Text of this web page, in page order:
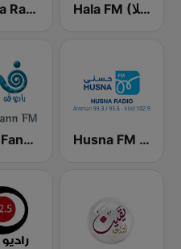
Rotana Radio (راديو روتانا) Hala FM (راديو هلا)
Radio Fann (راديو فن) Husna FM (حسنى)